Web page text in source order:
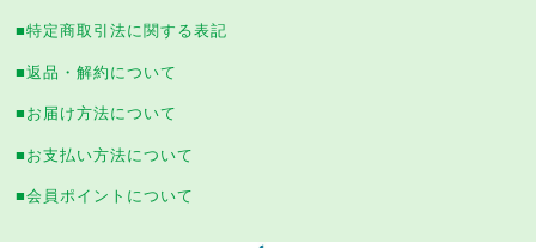
■特定商取引法に関する表記
■返品・解約について
■お届け方法について
■お支払い方法について
■会員ポイントについて